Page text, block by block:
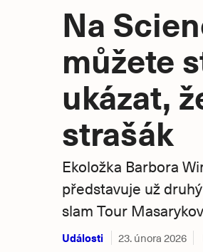
Na
můžete
ukázat,
strašák
Ekoložka Barbora
představuje už
slam Tour
Události 23. února 2026